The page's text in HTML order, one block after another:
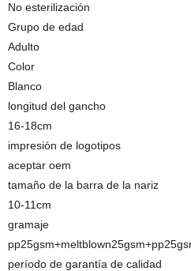
No esterilización
Grupo de edad
Adulto
Color
Blanco
longitud del gancho
16-18cm
impresión de logotipos
aceptar oem
tamaño de la barra de la nariz
10-11cm
gramaje
período de garantía de calidad